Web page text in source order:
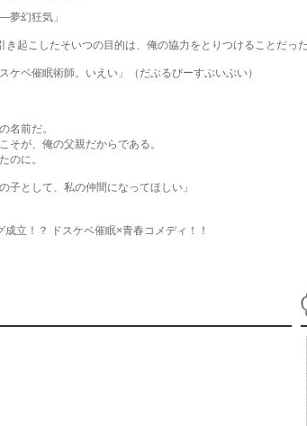
夢幻狂気」
き起こしたそいつの目的は、俺の協力をとりつけることだった
ケベ催眠術師。いえい」（だぶるぴーすぶいぶい）
名前だ。
そが、俺の父親だからである。
のに。
子として、私の仲間になってほしい」
立！？ ドスケベ催眠×青春コメディ！！